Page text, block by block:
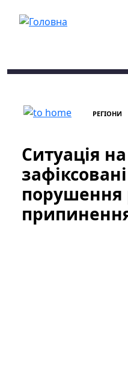
РЕГІОНИ
Ситуація